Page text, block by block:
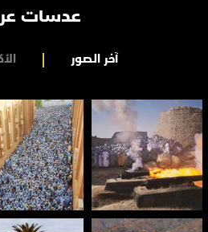
عدسات
آخر الصور